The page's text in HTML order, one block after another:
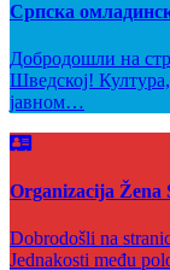
Српска
Добродошли на
Шведској!
јавном…
Organizacija Žena
Dobrodošli na
Jednakosti među